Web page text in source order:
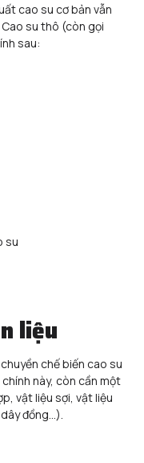
cao su cơ bản vẫn
su thô (còn gọi
sau:
su
liệu
chế biến cao su
này, còn cần một
vật liệu sợi, vật liệu
đồng…).